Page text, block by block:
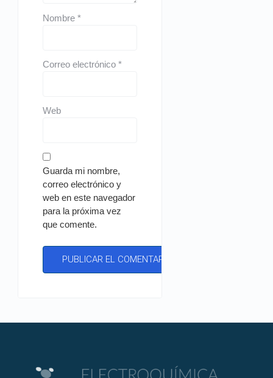
Nombre*
Correo electrónico*
Web
Guarda mi nombre,
correo electrónico y
web en este navegador
para la próxima vez
que comente.